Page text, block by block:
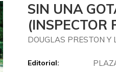
SIN UNA
(INSPECTOR
DOUGLAS PRESTON Y
Editorial: